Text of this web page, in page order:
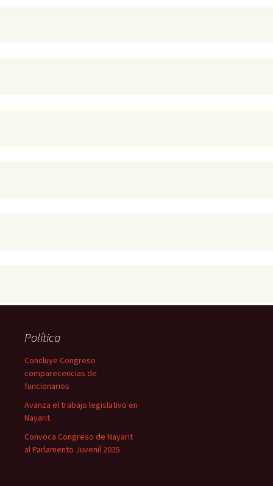
Política
Concluye Congreso
comparecencias de
funcionarios
Avanza el trabajo legislativo en
Nayarit
Convoca Congreso de Nayarit
al Parlamento Juvenil 2025